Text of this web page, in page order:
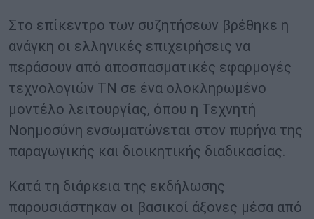
Στο επίκεντρο των συζητήσεων βρέθηκε η
ανάγκη οι ελληνικές επιχειρήσεις να
περάσουν από αποσπασματικές εφαρμογές
τεχνολογιών ΤΝ σε ένα ολοκληρωμένο
μοντέλο λειτουργίας, όπου η Τεχνητή
Νοημοσύνη ενσωματώνεται στον πυρήνα της
παραγωγικής και διοικητικής διαδικασίας.
Κατά τη διάρκεια της εκδήλωσης
παρουσιάστηκαν οι βασικοί άξονες μέσα από